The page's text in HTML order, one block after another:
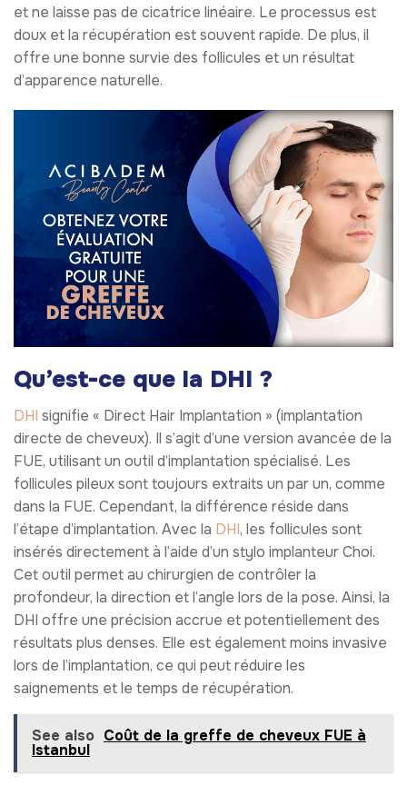
et ne laisse pas de cicatrice linéaire. Le processus est
doux et la récupération est souvent rapide. De plus, il
offre une bonne survie des follicules et un résultat
d’apparence naturelle.
Qu’est-ce que la DHI ?
DHI signifie « Direct Hair Implantation » (implantation
directe de cheveux). Il s’agit d’une version avancée de la
FUE, utilisant un outil d’implantation spécialisé. Les
follicules pileux sont toujours extraits un par un, comme
dans la FUE. Cependant, la différence réside dans
l’étape d’implantation. Avec la DHI, les follicules sont
insérés directement à l’aide d’un stylo implanteur Choi.
Cet outil permet au chirurgien de contrôler la
profondeur, la direction et l’angle lors de la pose. Ainsi, la
DHI offre une précision accrue et potentiellement des
résultats plus denses. Elle est également moins invasive
lors de l’implantation, ce qui peut réduire les
saignements et le temps de récupération.
See also Coût de la greffe de cheveux FUE à
Istanbul